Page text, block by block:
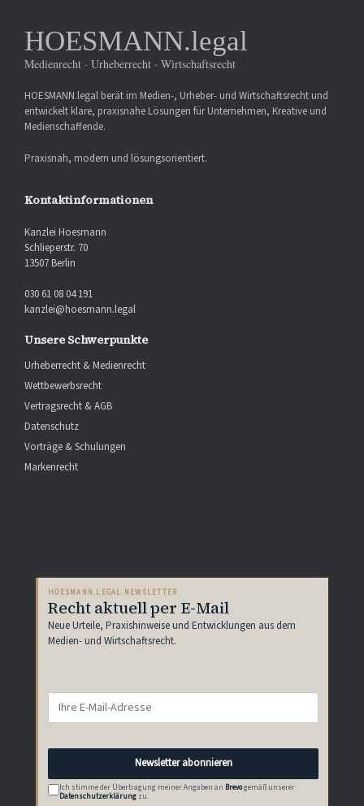
HOESMANN.legal
Medienrecht · Urheberrecht · Wirtschaftsrecht
HOESMANN.legal berät im Medien-, Urheber- und Wirtschaftsrecht und
entwickelt klare, praxisnahe Lösungen für Unternehmen, Kreative und
Medienschaffende.
Praxisnah, modern und lösungsorientiert.
Kontaktinformationen
Kanzlei Hoesmann
Schlieperstr. 70
13507 Berlin
030 61 08 04 191
kanzlei@hoesmann.legal
Unsere Schwerpunkte
Urheberrecht & Medienrecht
Wettbewerbsrecht
Vertragsrecht & AGB
Datenschutz
Vorträge & Schulungen
Markenrecht
HOESMANN.LEGAL NEWSLETTER
Recht aktuell per E-Mail
Neue Urteile, Praxishinweise und Entwicklungen aus dem
Medien- und Wirtschaftsrecht.
Newsletter abonnieren
Ich stimme der Übertragung meiner Angaben an Brevogemäß unserer
Datenschutzerklärung zu.